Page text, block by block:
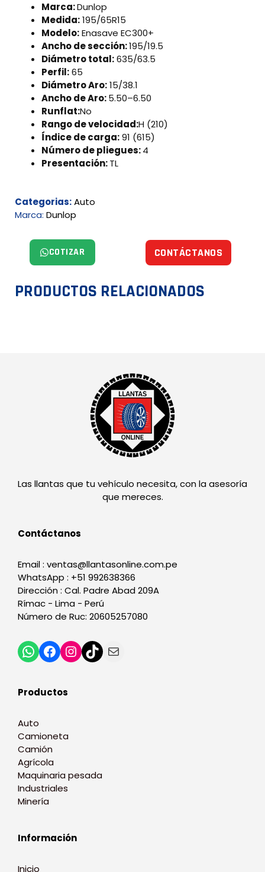
Marca:Dunlop
Medida:195/65R15
Modelo:Enasave EC300+
Ancho de sección:195/19.5
Diámetro total:635/63.5
Perfil:65
Diámetro Aro:15/38.1
Ancho de Aro:5.50–6.50
Runflat:No
Rango de velocidad:H (210)
Índice de carga:91 (615)
Número de pliegues:4
Presentación:TL
Categorias:Auto
Marca: Dunlop
COTIZAR CONTÁCTANOS
PRODUCTOS RELACIONADOS
Las llantas que tu vehículo necesita, con la asesoría
que mereces.
Contáctanos
Email : ventas@llantasonline.com.pe
WhatsApp : +51 992638366
Dirección : Cal. Padre Abad 209A
Rímac - Lima - Perú
Número de Ruc: 20605257080
Productos
Auto
Camioneta
Camión
Agrícola
Maquinaria pesada
Industriales
Minería
Información
Inicio